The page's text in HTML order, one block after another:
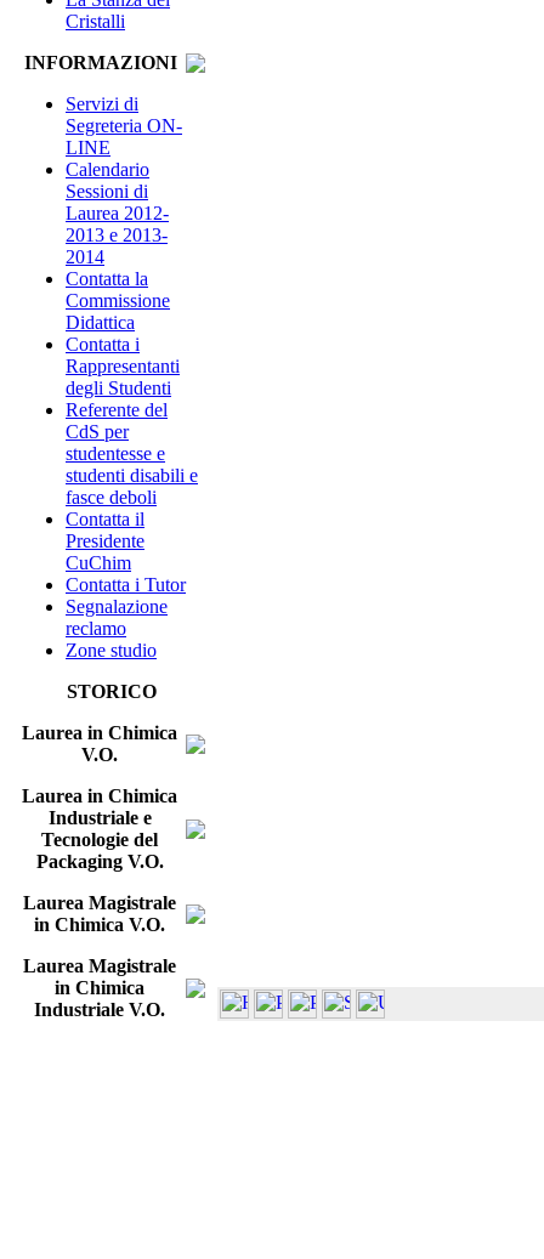
Cristalli
INFORMAZIONI
Servizi di
Segreteria ON-
LINE
Calendario
Sessioni di
Laurea 2012-
2013 e 2013-
2014
Contatta la
Commissione
Didattica
Contatta i
Rappresentanti
degli Studenti
Referente del
CdS per
studentesse e
studenti disabili e
fasce deboli
Contatta il
Presidente
CuChim
Contatta i Tutor
Segnalazione
reclamo
Zone studio
STORICO
Laurea in Chimica
V.O.
Laurea in Chimica
Industriale e
Tecnologie del
Packaging V.O.
Laurea Magistrale
in Chimica V.O.
Laurea Magistrale
in Chimica
Industriale V.O.